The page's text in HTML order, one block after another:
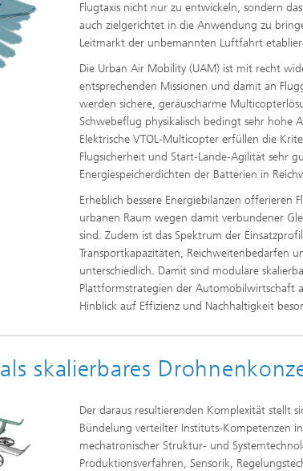
Flugtaxis nicht nur zu entwickeln, sondern
auch zielgerichtet in die Anwendung zu
Leitmarkt der unbemannten Luftfahrt
Die Urban Air Mobility (UAM) ist mit recht
entsprechenden Missionen und damit an
werden sichere, geräuscharme
Schwebeflug physikalisch bedingt sehr hohe
Elektrische VTOL-Multicopter erfüllen die
Flugsicherheit und Start-Lande-Agilität sehr
Energiespeicherdichten der Batterien in
Erheblich bessere Energiebilanzen offerieren
urbanen Raum wegen damit verbundener
sind. Zudem ist das Spektrum der
Transportkapazitäten, Reichweitenbedarfen
unterschiedlich. Damit sind modulare
Plattformstrategien der Automobilwirtschaft
Hinblick auf Effizienz und Nachhaltigkeit
als skalierbares
Der daraus resultierenden Komplexität stellt
Bündelung verteilter Instituts-Kompetenzen
mechatronischer Struktur- und
Produktionsverfahren, Sensorik,